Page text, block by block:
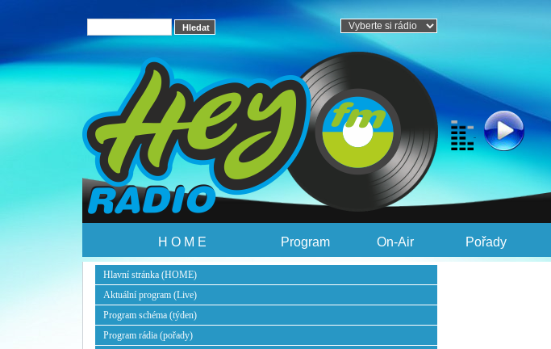
H O M E Program On-Air Pořady
Hlavní stránka (HOME)
Aktuální program (Live)
Program schéma (týden)
Program rádia (pořady)